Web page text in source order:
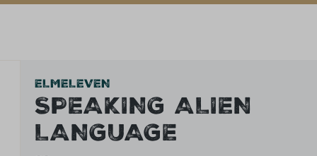
ELMELEVEN
SPEAKING ALIEN
LANGUAGE